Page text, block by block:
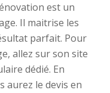
est un
Il maitrise les
parfait. Pour
allez sur son site
dédié. En
aurez le devis en